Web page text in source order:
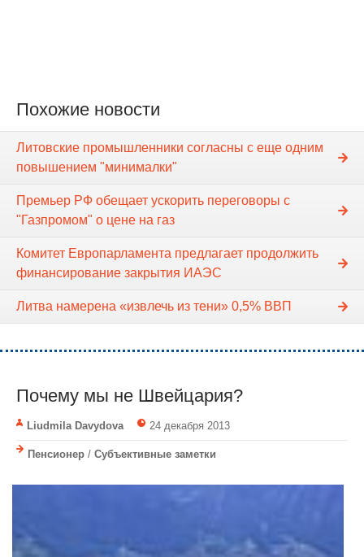
Похожие новости
Литовские промышленники согласны с еще одним
повышением "минималки"
Премьер РФ обещает ускорить переговоры с
"Газпромом" о цене на газ
Комитет Европарламента предлагает продолжить
финансирование закрытия ИАЭС
Литва намерена «извлечь из тени» 0,5% ВВП
Почему мы не Швейцария?
Liudmila Davydova 24 декабря 2013
Пенсионер / Субъективные заметки